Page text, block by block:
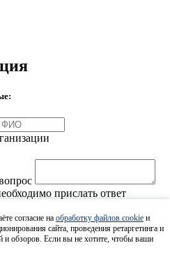
прислать ответ
персональных данных
согласие на обработку файлов cookie и
сайта, проведения ретаргетинга и
и обзоров. Если вы не хотите, чтобы ваши